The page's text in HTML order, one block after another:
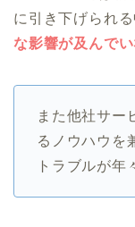
に引き下げられる
な影響が及んで
また他社サー
るノウハウを
トラブルが年